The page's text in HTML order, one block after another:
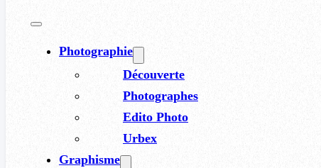
Photographie
Découverte
Photographes
Edito Photo
Urbex
Graphisme